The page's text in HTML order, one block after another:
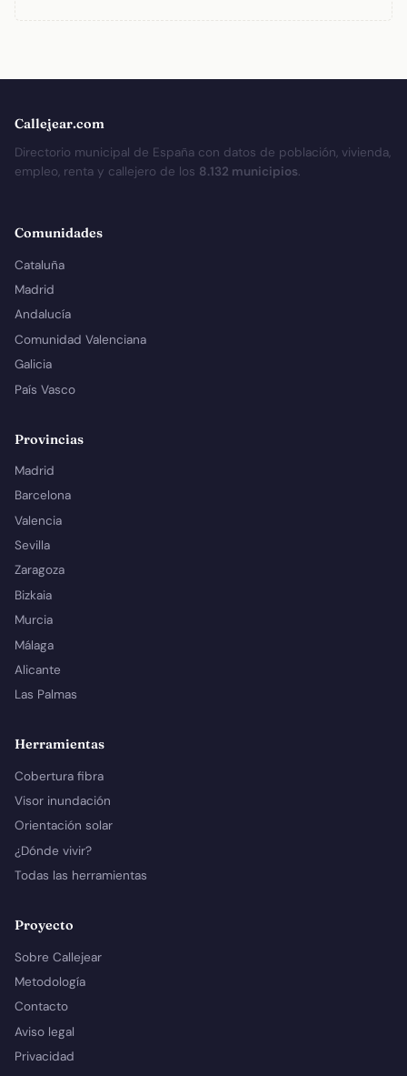
Callejear.com
Directorio municipal de España con datos de población, vivienda,
empleo, renta y callejero de los 8.132 municipios.
Comunidades
Cataluña
Madrid
Andalucía
Comunidad Valenciana
Galicia
País Vasco
Provincias
Madrid
Barcelona
Valencia
Sevilla
Zaragoza
Bizkaia
Murcia
Málaga
Alicante
Las Palmas
Herramientas
Cobertura fibra
Visor inundación
Orientación solar
¿Dónde vivir?
Todas las herramientas
Proyecto
Sobre Callejear
Metodología
Contacto
Aviso legal
Privacidad